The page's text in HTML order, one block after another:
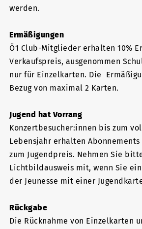
werden.
Ermäßigungen
Ö1 Club-Mitglieder erhalten 10%
Verkaufspreis, ausgenommen
nur für Einzelkarten. Die
Bezug von maximal 2 Karten.
Jugend hat Vorrang
Konzertbesucher:innen bis zum
Lebensjahr erhalten
zum Jugendpreis. Nehmen Sie
Lichtbildausweis mit, wenn Sie
der Jeunesse mit einer
Rückgabe
Die Rücknahme von Einzelkarten